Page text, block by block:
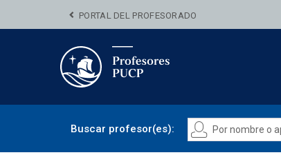
PORTAL DEL PROFESORADO
Buscar profesor(es):